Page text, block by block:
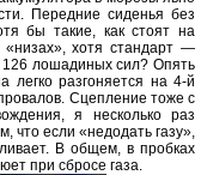
Передние сиденья без
бы такие, как стоят на
«низах», хотя стандарт —
126 лошадиных сил? Опять
разгоняется на 4-й
Сцепление тоже с
я несколько раз
что если «недодать газу»,
В общем, в пробках
при сбросе газа.